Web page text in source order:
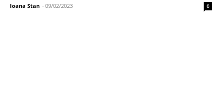
Ioana Stan - 09/02/2023 0